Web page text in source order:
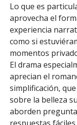
Lo que es
aprovecha el
experiencia
como si
momentos
El drama
aprecian el
simplificación,
sobre la belleza
aborden